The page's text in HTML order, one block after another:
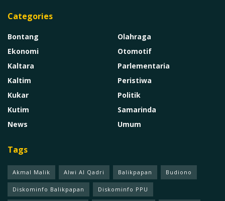
Categories
Bontang
Ekonomi
Kaltara
Kaltim
Kukar
Kutim
News
Olahraga
Otomotif
Parlementaria
Peristiwa
Politik
Samarinda
Umum
Tags
Akmal Malik Alwi Al Qadri Balikpapan Budiono
Diskominfo Balikpapan Diskominfo PPU